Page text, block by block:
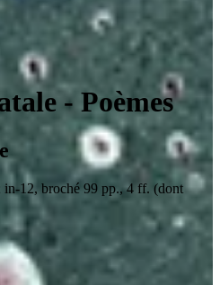
- Poèmes
in-12, broché 99 pp., 4 ff. (dont